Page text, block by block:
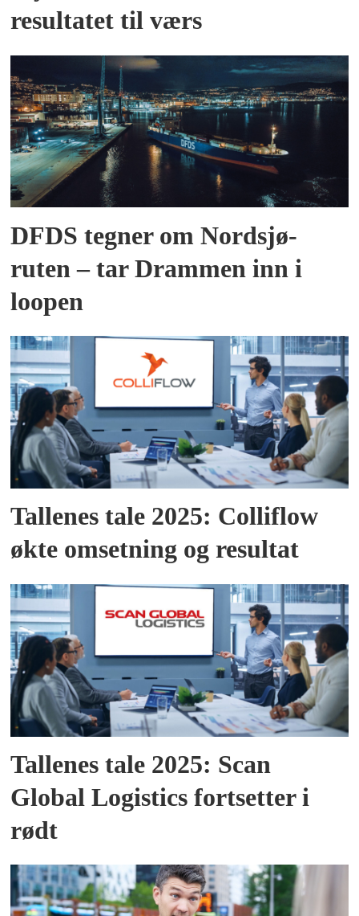
resultatet til værs
DFDS tegner om Nordsjø-
ruten – tar Drammen inn i
loopen
Tallenes tale 2025: Colliflow
økte omsetning og resultat
Tallenes tale 2025: Scan
Global Logistics fortsetter i
rødt